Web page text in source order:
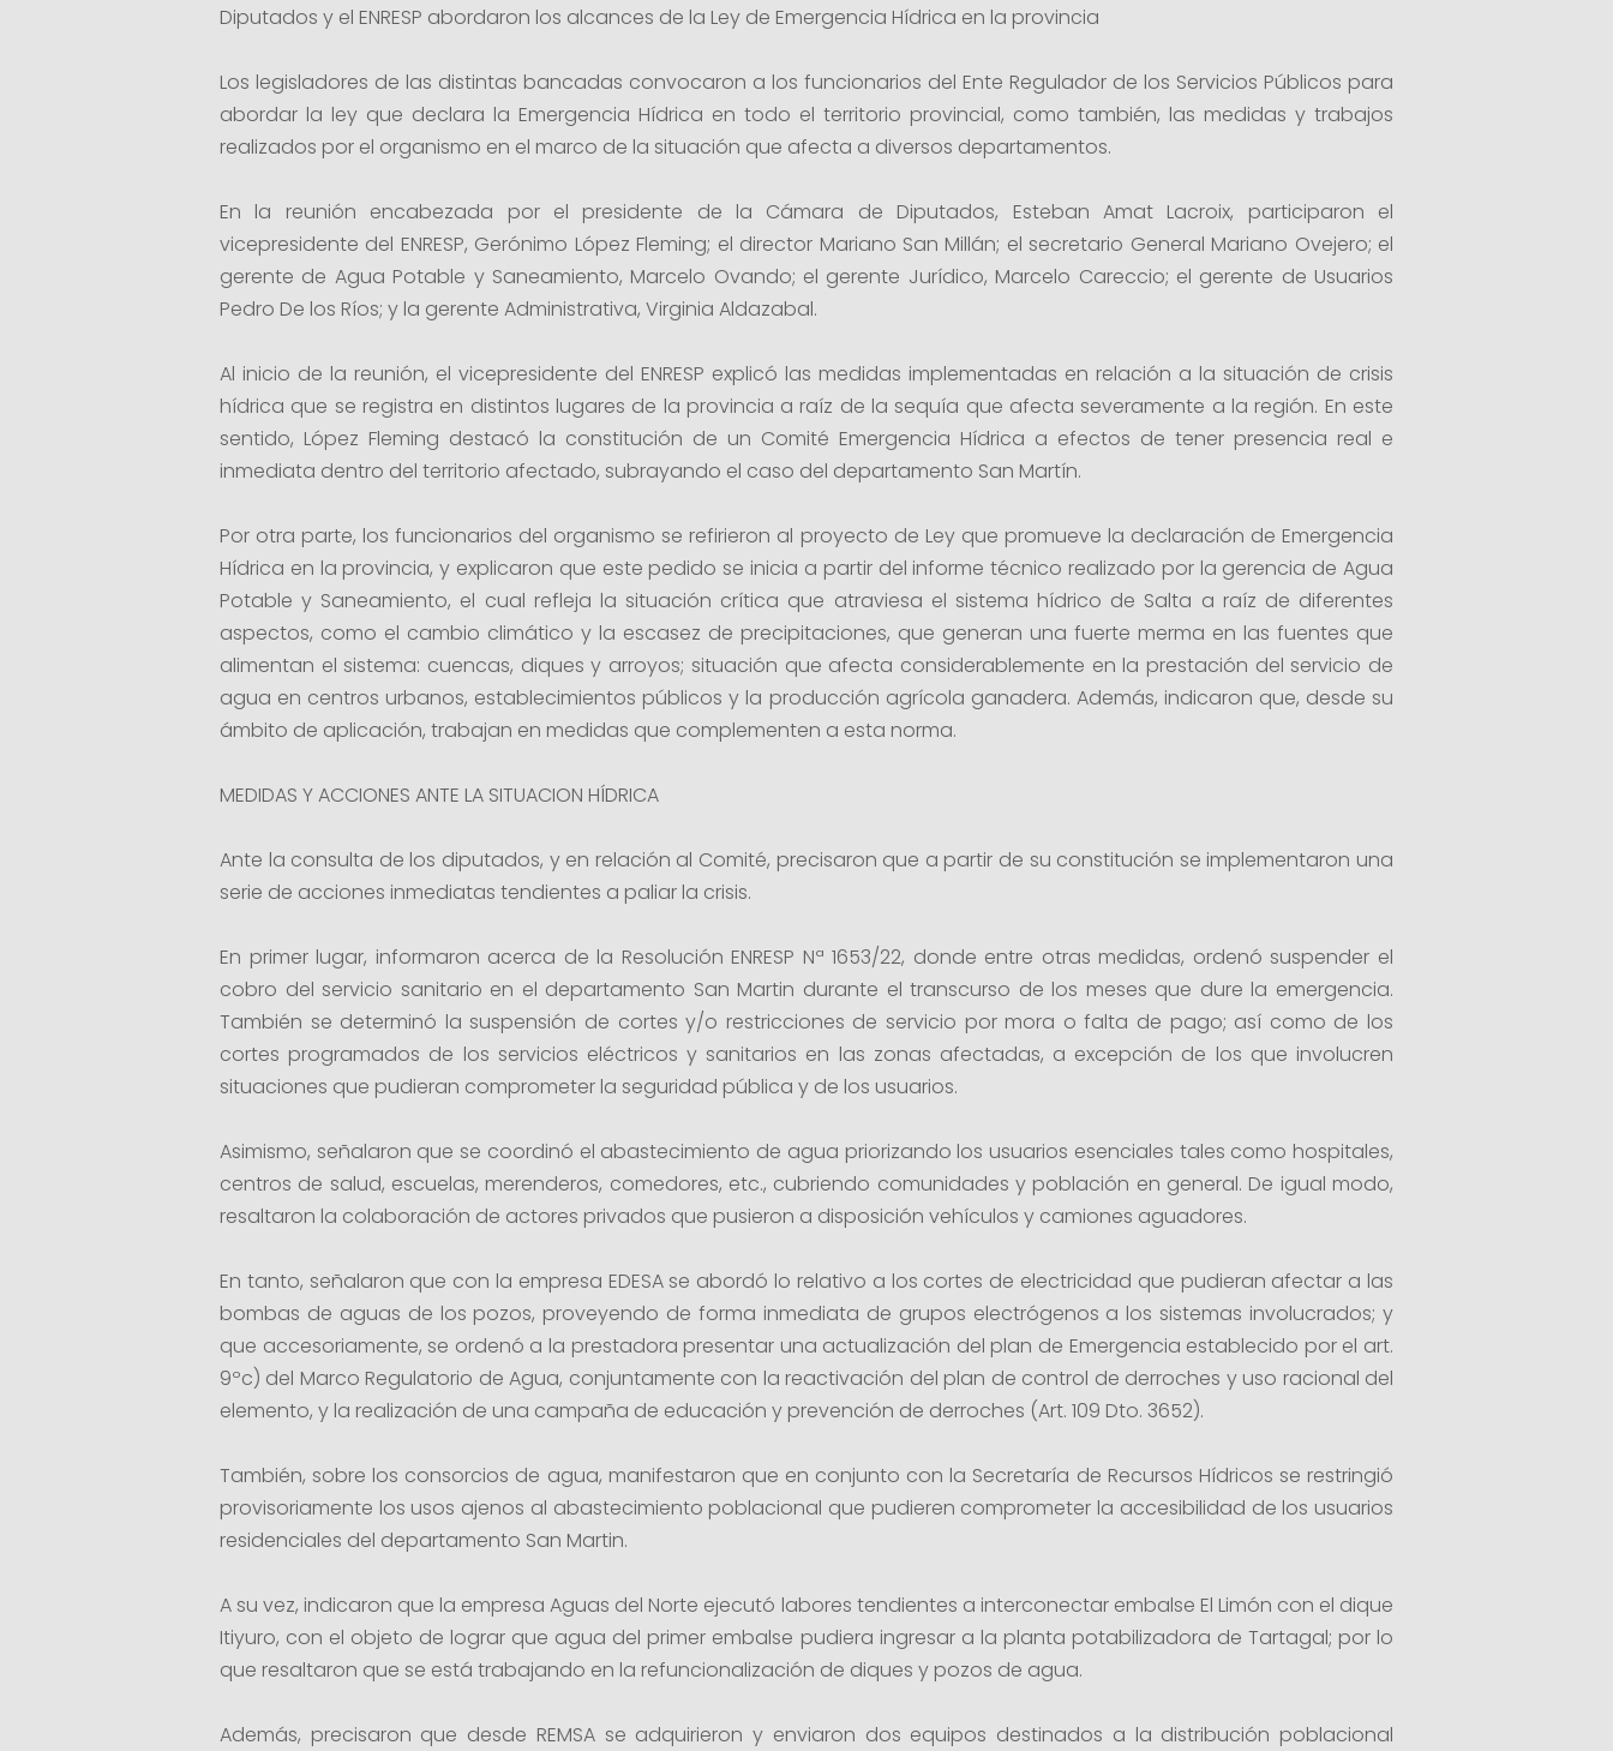
Diputados y el ENRESP abordaron los alcances de la Ley de Emergencia Hídrica en la provincia
Los legisladores de las distintas bancadas convocaron a los funcionarios del Ente Regulador de los Servicios Públicos para
abordar la ley que declara la Emergencia Hídrica en todo el territorio provincial, como también, las medidas y trabajos
realizados por el organismo en el marco de la situación que afecta a diversos departamentos.
En la reunión encabezada por el presidente de la Cámara de Diputados, Esteban Amat Lacroix, participaron el
vicepresidente del ENRESP, Gerónimo López Fleming; el director Mariano San Millán; el secretario General Mariano Ovejero; el
gerente de Agua Potable y Saneamiento, Marcelo Ovando; el gerente Jurídico, Marcelo Careccio; el gerente de Usuarios
Pedro De los Ríos; y la gerente Administrativa, Virginia Aldazabal.
Al inicio de la reunión, el vicepresidente del ENRESP explicó las medidas implementadas en relación a la situación de crisis
hídrica que se registra en distintos lugares de la provincia a raíz de la sequía que afecta severamente a la región. En este
sentido, López Fleming destacó la constitución de un Comité Emergencia Hídrica a efectos de tener presencia real e
inmediata dentro del territorio afectado, subrayando el caso del departamento San Martín.
Por otra parte, los funcionarios del organismo se refirieron al proyecto de Ley que promueve la declaración de Emergencia
Hídrica en la provincia, y explicaron que este pedido se inicia a partir del informe técnico realizado por la gerencia de Agua
Potable y Saneamiento, el cual refleja la situación crítica que atraviesa el sistema hídrico de Salta a raíz de diferentes
aspectos, como el cambio climático y la escasez de precipitaciones, que generan una fuerte merma en las fuentes que
alimentan el sistema: cuencas, diques y arroyos; situación que afecta considerablemente en la prestación del servicio de
agua en centros urbanos, establecimientos públicos y la producción agrícola ganadera. Además, indicaron que, desde su
ámbito de aplicación, trabajan en medidas que complementen a esta norma.
MEDIDAS Y ACCIONES ANTE LA SITUACION HÍDRICA
Ante la consulta de los diputados, y en relación al Comité, precisaron que a partir de su constitución se implementaron una
serie de acciones inmediatas tendientes a paliar la crisis.
En primer lugar, informaron acerca de la Resolución ENRESP Nª 1653/22, donde entre otras medidas, ordenó suspender el
cobro del servicio sanitario en el departamento San Martin durante el transcurso de los meses que dure la emergencia.
También se determinó la suspensión de cortes y/o restricciones de servicio por mora o falta de pago; así como de los
cortes programados de los servicios eléctricos y sanitarios en las zonas afectadas, a excepción de los que involucren
situaciones que pudieran comprometer la seguridad pública y de los usuarios.
Asimismo, señalaron que se coordinó el abastecimiento de agua priorizando los usuarios esenciales tales como hospitales,
centros de salud, escuelas, merenderos, comedores, etc., cubriendo comunidades y población en general. De igual modo,
resaltaron la colaboración de actores privados que pusieron a disposición vehículos y camiones aguadores.
En tanto, señalaron que con la empresa EDESA se abordó lo relativo a los cortes de electricidad que pudieran afectar a las
bombas de aguas de los pozos, proveyendo de forma inmediata de grupos electrógenos a los sistemas involucrados; y
que accesoriamente, se ordenó a la prestadora presentar una actualización del plan de Emergencia establecido por el art.
9ºc) del Marco Regulatorio de Agua, conjuntamente con la reactivación del plan de control de derroches y uso racional del
elemento, y la realización de una campaña de educación y prevención de derroches (Art. 109 Dto. 3652).
También, sobre los consorcios de agua, manifestaron que en conjunto con la Secretaría de Recursos Hídricos se restringió
provisoriamente los usos ajenos al abastecimiento poblacional que pudieren comprometer la accesibilidad de los usuarios
residenciales del departamento San Martin.
A su vez, indicaron que la empresa Aguas del Norte ejecutó labores tendientes a interconectar embalse El Limón con el dique
Itiyuro, con el objeto de lograr que agua del primer embalse pudiera ingresar a la planta potabilizadora de Tartagal; por lo
que resaltaron que se está trabajando en la refuncionalización de diques y pozos de agua.
Además, precisaron que desde REMSA se adquirieron y enviaron dos equipos destinados a la distribución poblacional